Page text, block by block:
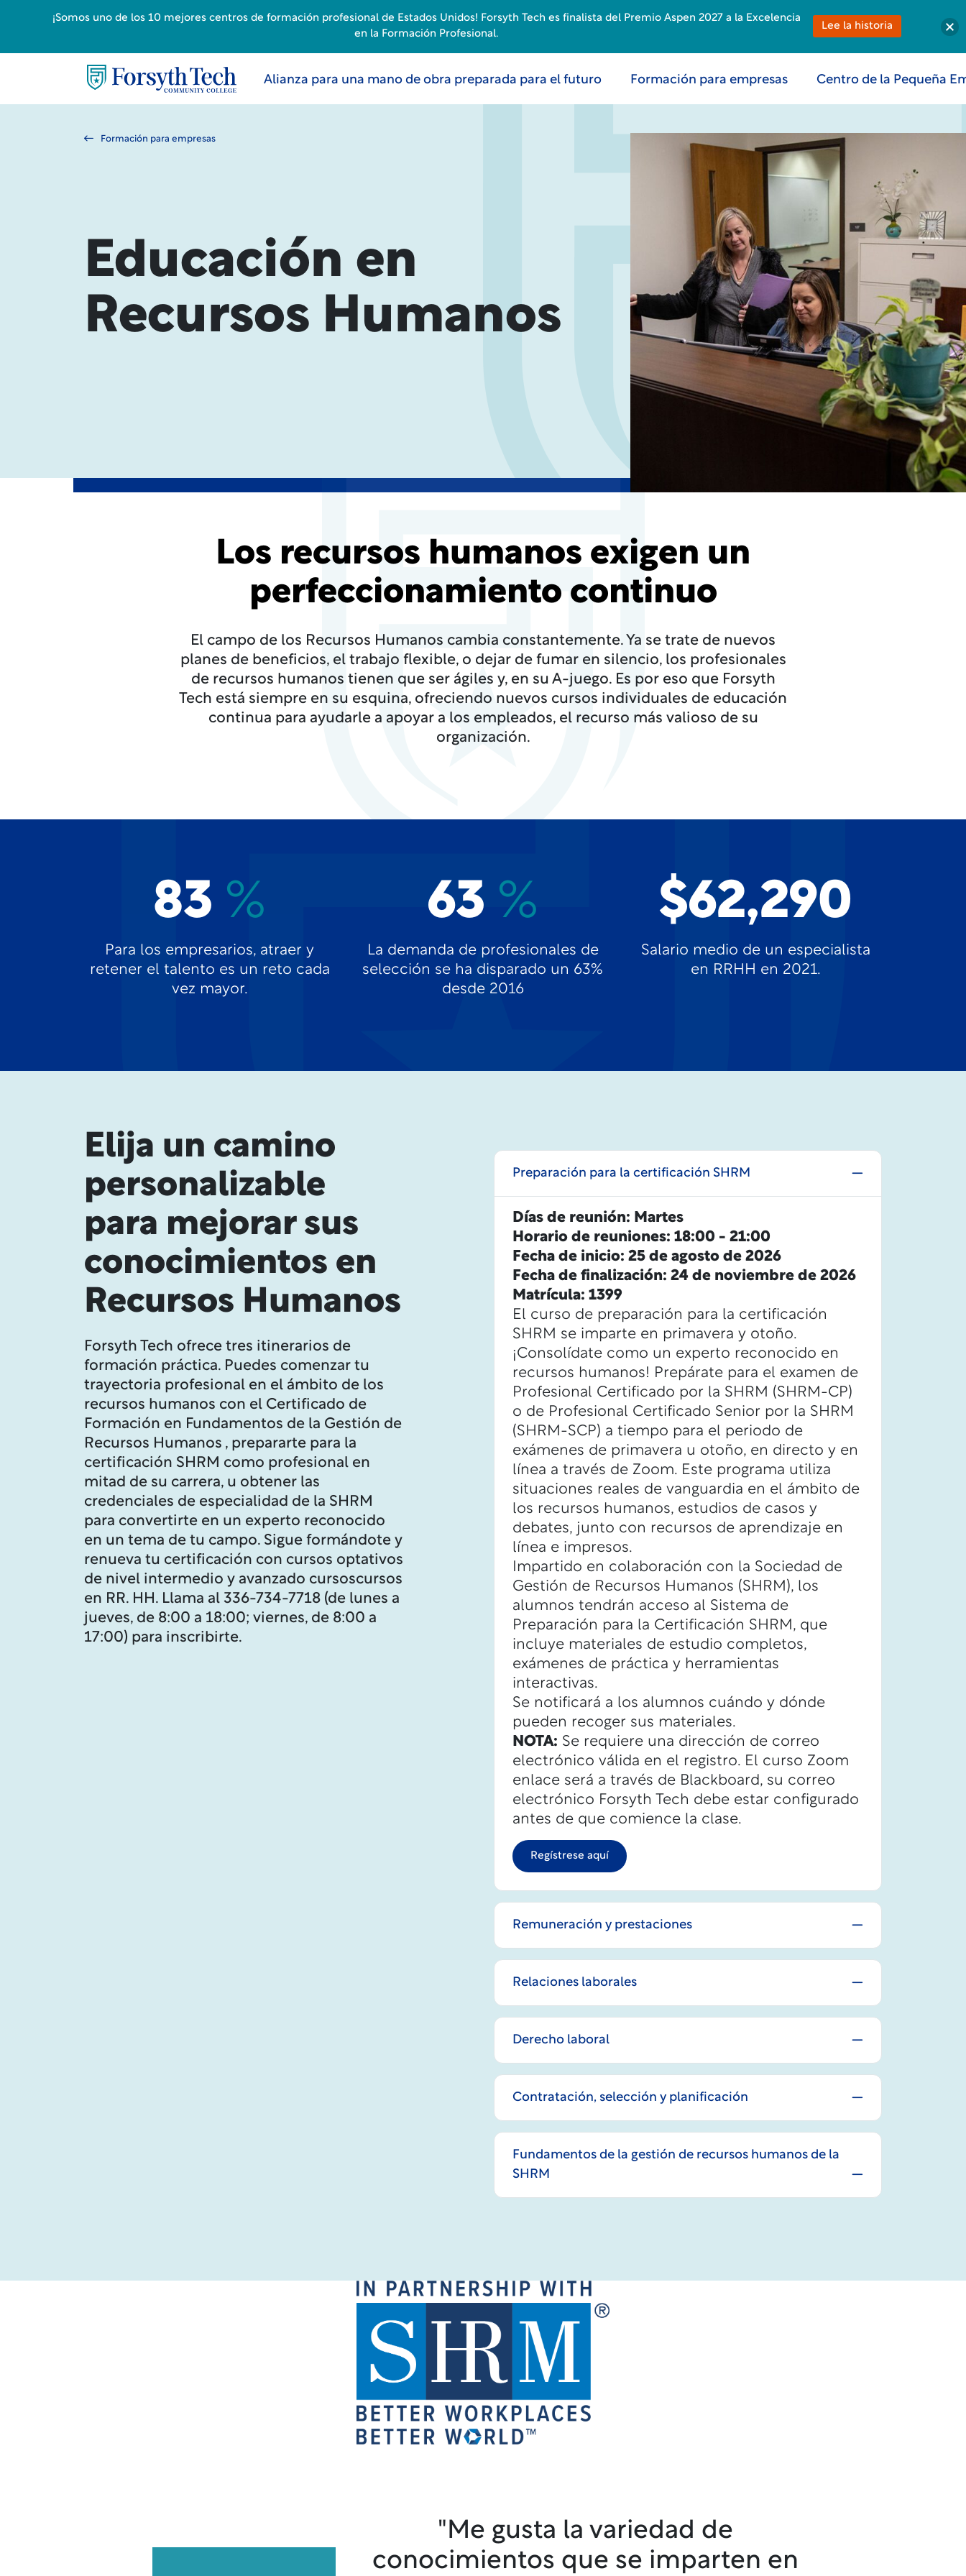
Alianza para una mano de obra preparada para el futuro Formación para empresas Centro de la Pequeña
Formación para empresas
Educación en
Recursos Humanos
Los recursos humanos exigen un
perfeccionamiento continuo
El campo de los Recursos Humanos cambia constantemente. Ya se trate de nuevos
planes de beneficios, el trabajo flexible, o dejar de fumar en silencio, los profesionales
de recursos humanos tienen que ser ágiles y, en su A-juego. Es por eso que Forsyth
Tech está siempre en su esquina, ofreciendo nuevos cursos individuales de educación
continua para ayudarle a apoyar a los empleados, el recurso más valioso de su
organización.
83 %
Para los empresarios, atraer y
retener el talento es un reto cada
vez mayor.
63 %
La demanda de profesionales de
selección se ha disparado un 63%
desde 2016
$62,290
Salario medio de un especialista
en RRHH en 2021.
Elija un camino
personalizable
para mejorar sus
conocimientos en
Recursos Humanos
Forsyth Tech ofrece tres itinerarios de
formación práctica. Puedes comenzar tu
trayectoria profesional en el ámbito de los
recursos humanos con el Certificado de
Formación en Fundamentos de la Gestión de
Recursos Humanos , prepararte para la
certificación SHRM como profesional en
mitad de su carrera, u obtener las
credenciales de especialidad de la SHRM
para convertirte en un experto reconocido
en un tema de tu campo. Sigue formándote y
renueva tu certificación con cursos optativos
de nivel intermedio y avanzado cursoscursos
en RR. HH. Llama al 336-734-7718 (de lunes a
jueves, de 8:00 a 18:00; viernes, de 8:00 a
17:00) para inscribirte.
Preparación para la certificación SHRM
Días de reunión: Martes
Horario de reuniones: 18:00 - 21:00
Fecha de inicio: 25 de agosto de 2026
Fecha de finalización: 24 de noviembre de 2026
Matrícula: 1399
El curso de preparación para la certificación
SHRM se imparte en primavera y otoño.
¡Consolídate como un experto reconocido en
recursos humanos! Prepárate para el examen de
Profesional Certificado por la SHRM (SHRM-CP)
o de Profesional Certificado Senior por la SHRM
(SHRM-SCP) a tiempo para el periodo de
exámenes de primavera u otoño, en directo y en
línea a través de Zoom. Este programa utiliza
situaciones reales de vanguardia en el ámbito de
los recursos humanos, estudios de casos y
debates, junto con recursos de aprendizaje en
línea e impresos.
Impartido en colaboración con la Sociedad de
Gestión de Recursos Humanos (SHRM), los
alumnos tendrán acceso al Sistema de
Preparación para la Certificación SHRM, que
incluye materiales de estudio completos,
exámenes de práctica y herramientas
interactivas.
Se notificará a los alumnos cuándo y dónde
pueden recoger sus materiales.
NOTA: Se requiere una dirección de correo
electrónico válida en el registro. El curso Zoom
enlace será a través de Blackboard, su correo
electrónico Forsyth Tech debe estar configurado
antes de que comience la clase.
Regístrese aquí
Remuneración y prestaciones
Relaciones laborales
Derecho laboral
Contratación, selección y planificación
Fundamentos de la gestión de recursos humanos de la
SHRM
"Me gusta la variedad de
conocimientos que se imparten en
¡Somos uno de los 10 mejores centros de formación profesional de Estados Unidos! Forsyth Tech es finalista del Premio Aspen 2027 a la Excelencia
en la Formación Profesional.
Lee la historia